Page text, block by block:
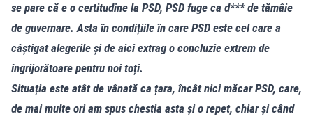
se pare că e o certitudine la PSD, PSD fuge ca d*** de tămâie
de guvernare. Asta în condițiile în care PSD este cel care a
câștigat alegerile și de aici extrag o concluzie extrem de
îngrijorătoare pentru noi toți.
Situația este atât de vânată ca țara, încât nici măcar PSD, care,
de mai multe ori am spus chestia asta și o repet, chiar și când